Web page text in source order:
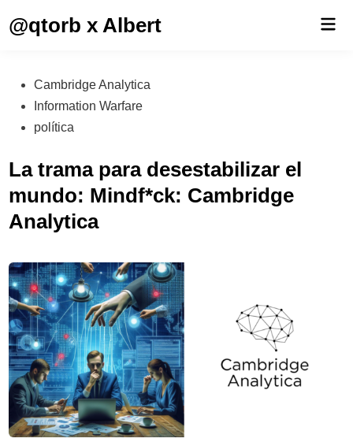
@qtorb x Albert
Publicado
en
Cambridge Analytica
Information Warfare
política
La trama para desestabilizar el
mundo: Mindf*ck: Cambridge
Analytica